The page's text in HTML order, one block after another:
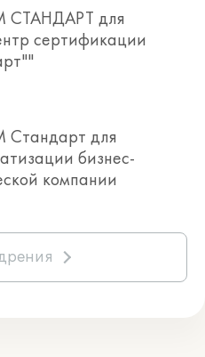
СТАНДАРТ для
сертификации
Стандарт для
бизнес-
компании